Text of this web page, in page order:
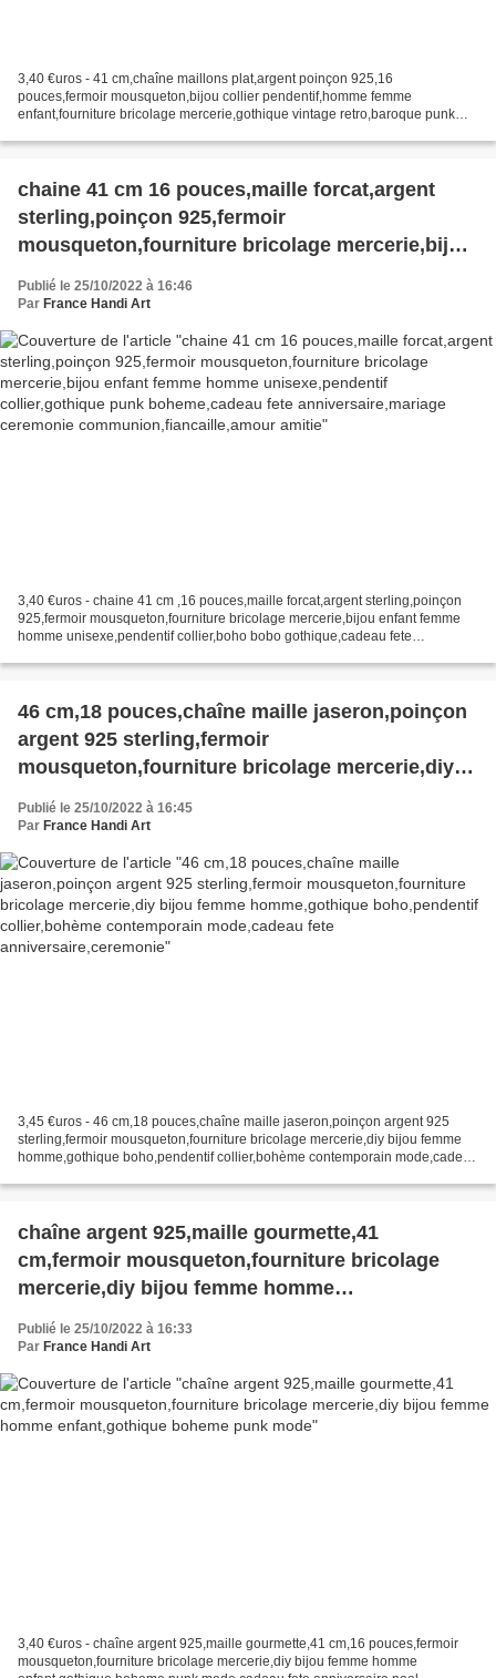
3,40 €uros - 41 cm,chaîne maillons plat,argent poinçon 925,16
pouces,fermoir mousqueton,bijou collier pendentif,homme femme
enfant,fourniture bricolage mercerie,gothique vintage retro,baroque punk
chaine 41 cm 16 pouces,maille forcat,argent
sterling,poinçon 925,fermoir
mousqueton,fourniture bricolage mercerie,bijou
enfant femme homme unisexe,pendentif
collier,gothique punk boheme,cadeau fete
communion,fiancaille,amour amitie
Publié le 25/10/2022 à 16:46
Par France Handi Art
3,40 €uros - chaine 41 cm ,16 pouces,maille forcat,argent sterling,poinçon
925,fermoir mousqueton,fourniture bricolage mercerie,bijou enfant femme
homme unisexe,pendentif collier,boho bobo gothique,cadeau fete
46 cm,18 pouces,chaîne maille jaseron,poinçon
argent 925 sterling,fermoir
mousqueton,fourniture bricolage mercerie,diy
collier,bohème contemporain mode,cadeau fete
Publié le 25/10/2022 à 16:45
Par France Handi Art
3,45 €uros - 46 cm,18 pouces,chaîne maille jaseron,poinçon argent 925
sterling,fermoir mousqueton,fourniture bricolage mercerie,diy bijou femme
homme,gothique boho,pendentif collier,bohème contemporain mode,cadeau
chaîne argent 925,maille gourmette,41
cm,fermoir mousqueton,fourniture bricolage
mercerie,diy bijou femme homme
enfant,gothique boheme punk mode
Publié le 25/10/2022 à 16:33
Par France Handi Art
3,40 €uros - chaîne argent 925,maille gourmette,41 cm,16 pouces,fermoir
mousqueton,fourniture bricolage mercerie,diy bijou femme homme